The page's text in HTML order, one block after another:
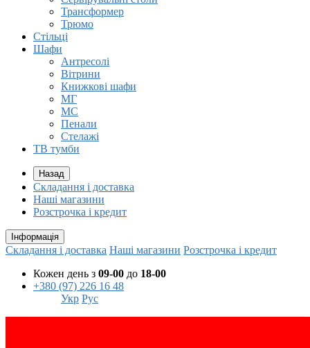
Трансформер
Трюмо
Стільці
Шафи
Антресолi
Вітрини
Книжковi шафи
МГ
МС
Пенали
Стелажі
ТВ тумби
Назад
Складання і доставка
Наші магазини
Розстрочка і кредит
Інформація
Складання і доставка Наші магазини Розстрочка і кредит
Кожен день з 09-00 до 18-00
+380 (97) 226 16 48
Укр Рус